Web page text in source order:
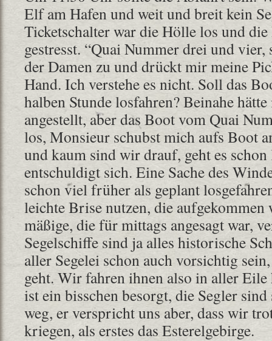
Elf am Hafen und weit und breit kein
Ticketschalter war die Hölle los und
gestresst. “Quai Nummer drei und
der Damen zu und drückt mir meine
Hand. Ich verstehe es nicht. Soll das
halben Stunde losfahren? Beinahe
angestellt, aber das Boot vom Quai
los, Monsieur schubst mich aufs Boot
und kaum sind wir drauf, geht es
entschuldigt sich. Eine Sache des
schon viel früher als geplant
leichte Brise nutzen, die aufgekommen
mäßige, die für mittags angesagt war,
Segelschiffe sind ja alles historische
aller Segelei schon auch vorsichtig
geht. Wir fahren ihnen also in aller
ist ein bisschen besorgt, die Segler
weg, er verspricht uns aber, dass wir
kriegen, als erstes das Esterelgebirge.